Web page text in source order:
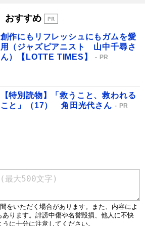
おすすめ
創作にもリフレッシュにもガムを愛
用（ジャズピアニスト 山中千尋さ
ん）【LOTTE TIMES】
PR
【特別読物】「救うこと、救われる
こと」（17） 角田光代さん
PR